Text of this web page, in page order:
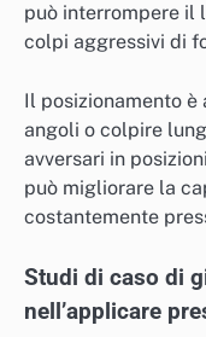
può interrompere il
colpi aggressivi di
Il posizionamento
angoli o colpire
avversari in
può migliorare la
costantemente
Studi di caso di
nell’applicare